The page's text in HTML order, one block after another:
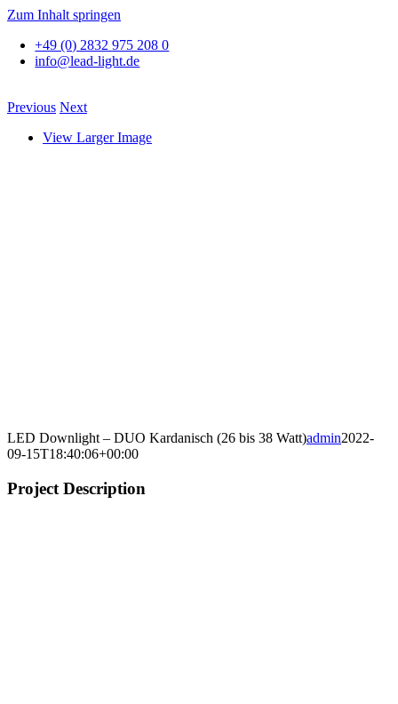
Zum Inhalt springen
+49 (0) 2832 975 208 0
info@lead-light.de
Previous Next
View Larger Image
LED Downlight – DUO Kardanisch (26 bis 38 Watt)admin2022-
09-15T18:40:06+00:00
Project Description